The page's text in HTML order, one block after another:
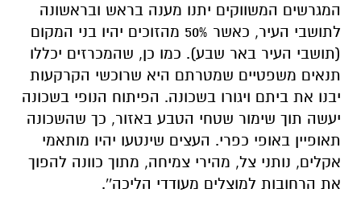
המגרשים המשווקים יתנו מענה בראש ובראשונה
לתושבי העיר, כאשר 50% מהזוכים יהיו בני המקום
(תושבי העיר באר שבע). כמו כן, שהמכרזים יכללו
תנאים משפטיים שמטרתם היא שרוכשי הקרקעות
יבנו את ביתם ויגורו בשכונה. הפיתוח הנופי בשכונה
יעשה תוך שימור שטחי הטבע באזור, כך שהשכונה
תאופיין באופי כפרי. העצים שינטעו יהיו מותאמי
אקלים, נותני צל, מהירי צמיחה, מתוך כוונה להפוך
את הרחובות למוצלים מעודדי הליכה''.